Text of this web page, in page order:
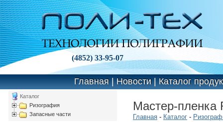
(4852) 33-95-07
Главная|Новости|Каталог
Каталог
Ризография
Запасные части
Мастер-пленка
Главная - Каталог -